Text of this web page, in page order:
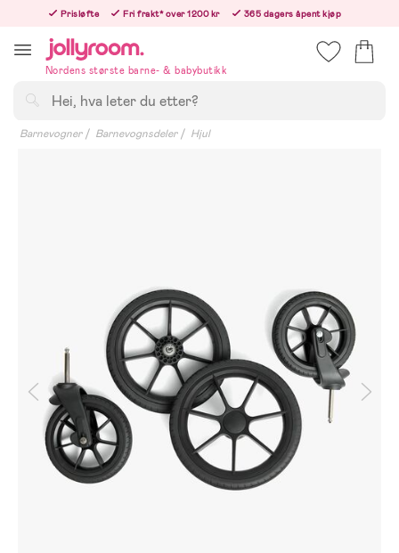
innehållet
Prisløfte Fri frakt* over 1200 kr
365 dagers åpent kjøp
Nordens største barne- & babybutikk
Barnevogner Barnevognsdeler Hjul